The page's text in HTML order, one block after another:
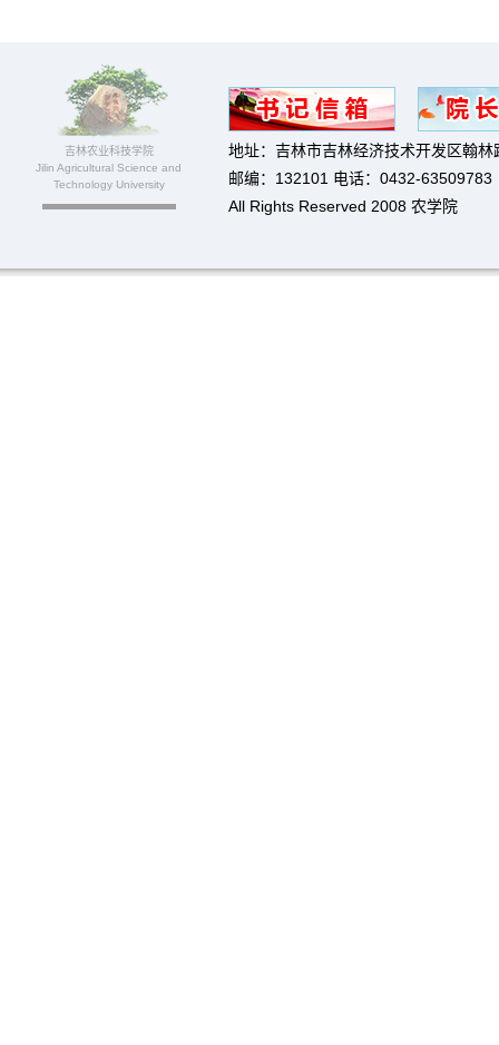
吉林农业科技学院
Jilin Agricultural Science and
Technology University
地址：吉林市吉林经济技术开发区翰林
邮编：132101 电话：0432-63509783
All Rights Reserved 2008 农学院